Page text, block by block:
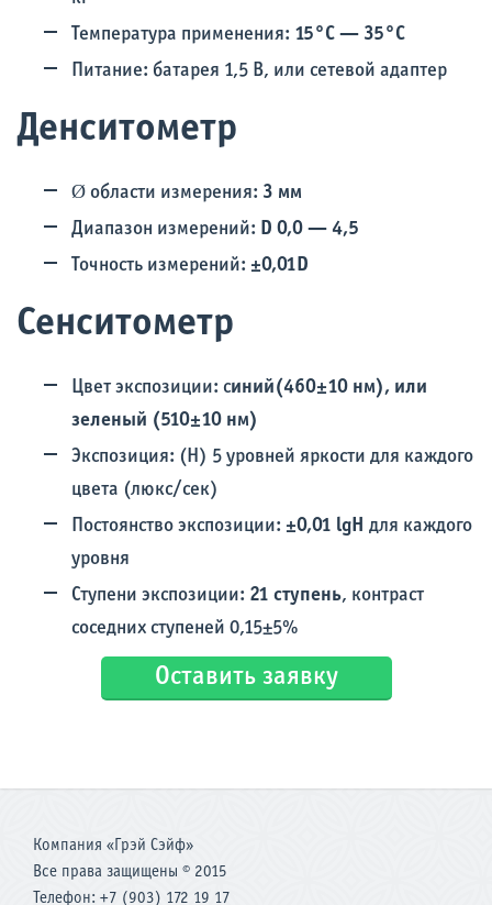
Температура применения: 15°С — 35°С
Питание: батарея 1,5 В, или сетевой адаптер
Денситометр
Ø области измерения: 3 мм
Диапазон измерений: D 0,0 — 4,5
Точность измерений: ±0,01D
Сенситометр
Цвет экспозиции: cиний(460±10 нм), или
зеленый (510±10 нм)
Экспозиция: (Н) 5 уровней яркости для каждого
цвета (люкс/сек)
Постоянство экспозиции: ±0,01 lgH для каждого
уровня
Ступени экспозиции: 21 ступень, контраст
соседних ступеней 0,15±5%
Оставить заявку
Компания «Грэй Сэйф»
Все права защищены © 2015
Телефон: +7 (903) 172 19 17